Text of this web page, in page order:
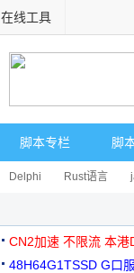
在线工具
脚本专栏 脚
Delphi Rust语言
CN2加速 不限流 本港
48H64G1TSSD G口